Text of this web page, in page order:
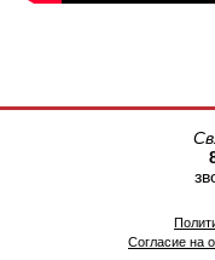
Согласие на